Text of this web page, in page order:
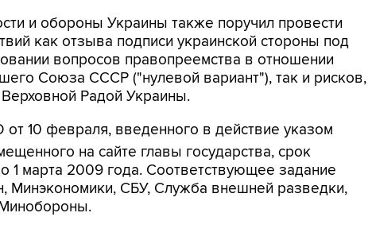
и обороны Украины также поручил провести
как отзыва подписи украинской стороны под
вопросов правопреемства в отношении
Союза СССР ("нулевой вариант"), так и рисков,
Радой Украины.
10 февраля, введенного в действие указом
на сайте главы государства, срок
1 марта 2009 года. Соответствующее задание
Минэкономики, СБУ, Служба внешней разведки,